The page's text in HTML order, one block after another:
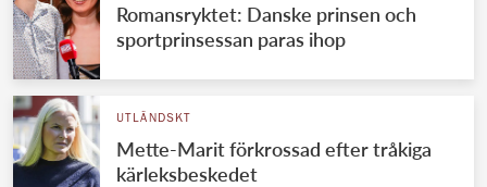
UTLÄNDSKT
VÄRLDENS KUNGAHUS
Svenska kungahuset
Brittiska kungahuset
REDAKTION
Romansryktet: Danske prinsen och
sportprinsessan paras ihop
UTLÄNDSKT
Mette-Marit förkrossad efter tråkiga
kärleksbeskedet